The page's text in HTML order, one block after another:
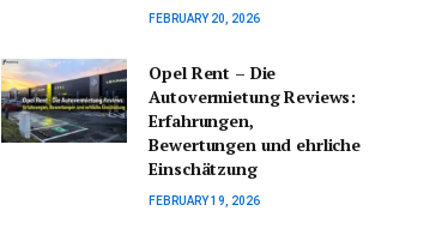
FEBRUARY 20, 2026
Opel Rent – Die
Autovermietung Reviews:
Erfahrungen,
Bewertungen und ehrliche
Einschätzung
FEBRUARY 19, 2026